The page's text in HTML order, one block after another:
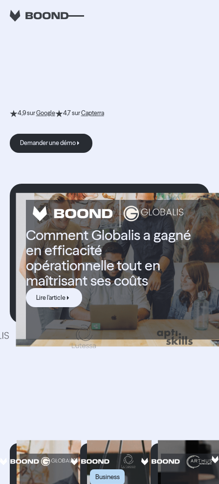
CLIENTS
4,9 surGoogle 4,7 surCapterra
Demander une démo
Demander une démo
Comment Globalis a gagné
en efficacité
opérationnelle tout en
maîtrisant ses coûts
Lire l'article
Lire l'article
Business